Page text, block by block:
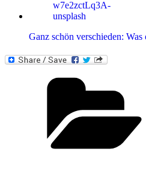
Ganz schön verschieden: